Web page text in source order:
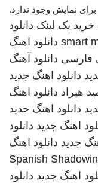
نمایش وجود ندارد.
خرید بک لینک دانلود
smart دانلود اهنگ
فارسی دانلود آهنگ
دانلود اهنگ جدید
هیراد دانلود اهنگ
دانلود اهنگ جدید
اهنگ جدید دانلود
جدید دانلود اهنگ
Spanish
اهنگ جدید دانلود